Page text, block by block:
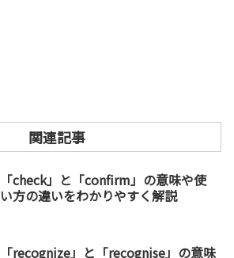
関連記事
「check」と「confirm」の意味や使
い方の違いをわかりやすく解説
「recognize」と「recognise」の意味